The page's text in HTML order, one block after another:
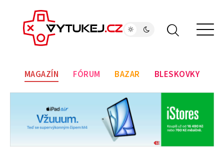
MAGAZÍN FÓRUM BAZAR BLESKOVKY